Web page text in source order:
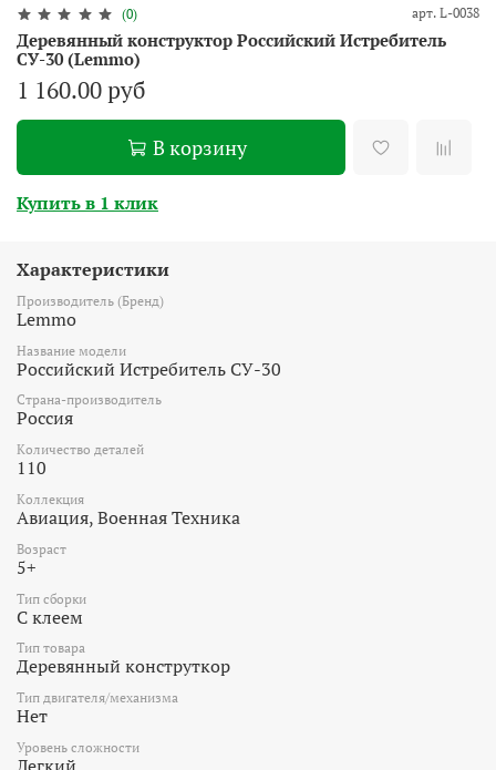
(0) арт. L-0038
Деревянный конструктор Российский Истребитель
СУ-30 (Lemmo)
1 160.00 руб
В корзину
Купить в 1 клик
Характеристики
Производитель (Бренд)
Lemmo
Название модели
Российский Истребитель СУ-30
Страна-производитель
Россия
Количество деталей
110
Коллекция
Авиация, Военная Техника
Возраст
5+
Тип сборки
С клеем
Тип товара
Деревянный конструткор
Тип двигателя/механизма
Нет
Уровень сложности